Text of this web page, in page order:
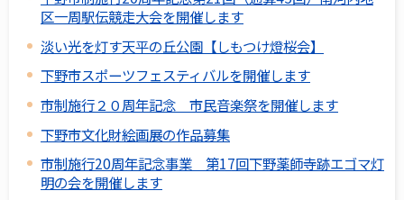
区一周駅伝競走大会を開催します
淡い光を灯す天平の丘公園【しもつけ燈桜会】
下野市スポーツフェスティバルを開催します
市制施行２０周年記念 市民音楽祭を開催します
下野市文化財絵画展の作品募集
市制施行20周年記念事業 第17回下野薬師寺跡エゴマ灯
明の会を開催します